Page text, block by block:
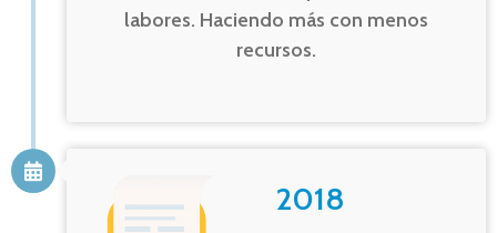
labores. Haciendo más con menos
recursos.
2018